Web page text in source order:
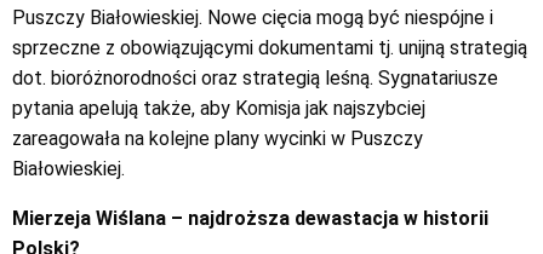
Puszczy Białowieskiej. Nowe cięcia mogą być niespójne i
sprzeczne z obowiązującymi dokumentami tj. unijną strategią
dot. bioróżnorodności oraz strategią leśną. Sygnatariusze
pytania apelują także, aby Komisja jak najszybciej
zareagowała na kolejne plany wycinki w Puszczy
Białowieskiej.
Mierzeja Wiślana – najdroższa dewastacja w historii
Polski?